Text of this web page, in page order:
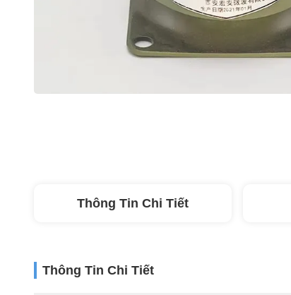
Thông Tin Chi Tiết
Thông Tin Chi Tiết